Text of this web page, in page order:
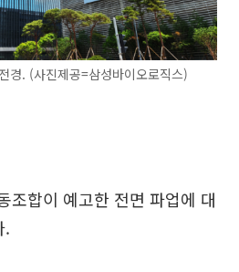
. (사진제공=삼성바이오로직스)
조합이 예고한 전면 파업에 대
.